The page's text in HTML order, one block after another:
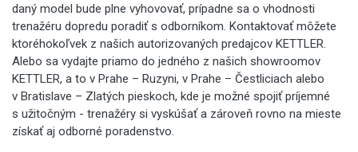
daný model bude plne vyhovovať, prípadne sa o vhodnosti
trenažéru dopredu poradiť s odborníkom. Kontaktovať môžete
ktoréhokoľvek z našich autorizovaných predajcov KETTLER.
Alebo sa vydajte priamo do jedného z našich showroomov
KETTLER, a to v Prahe – Ruzyni, v Prahe – Čestliciach alebo
v Bratislave – Zlatých pieskoch, kde je možné spojiť príjemné
s užitočným - trenažéry si vyskúšať a zároveň rovno na mieste
získať aj odborné poradenstvo.